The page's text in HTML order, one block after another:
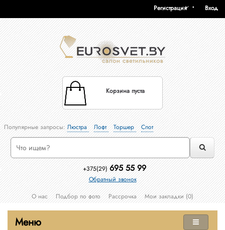
Вход
Регистрация
Корзина пуста
Популярные запросы:Люстра Лофт Торшер Спот
+375(29) 695 55 99
Обратный звонок
О нас
Подбор по фото Рассрочка Мои закладки (0)
Меню